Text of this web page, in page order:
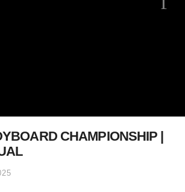
CHAMPIONSHIP |